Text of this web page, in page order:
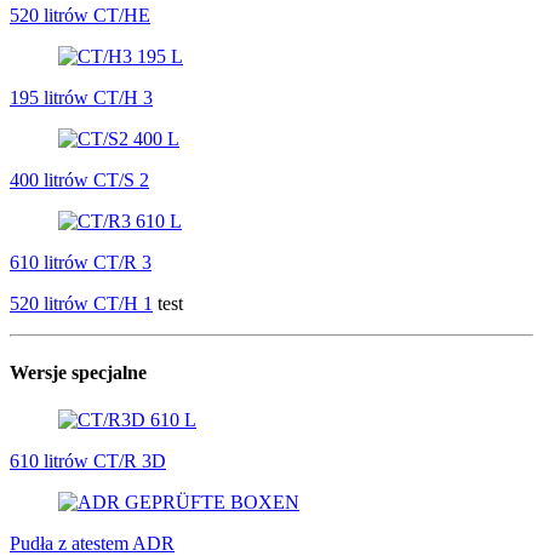
520 litrów CT/HE
195 litrów CT/H 3
400 litrów CT/S 2
610 litrów CT/R 3
520 litrów CT/H 1 test
Wersje specjalne
610 litrów CT/R 3D
Pudła z atestem ADR